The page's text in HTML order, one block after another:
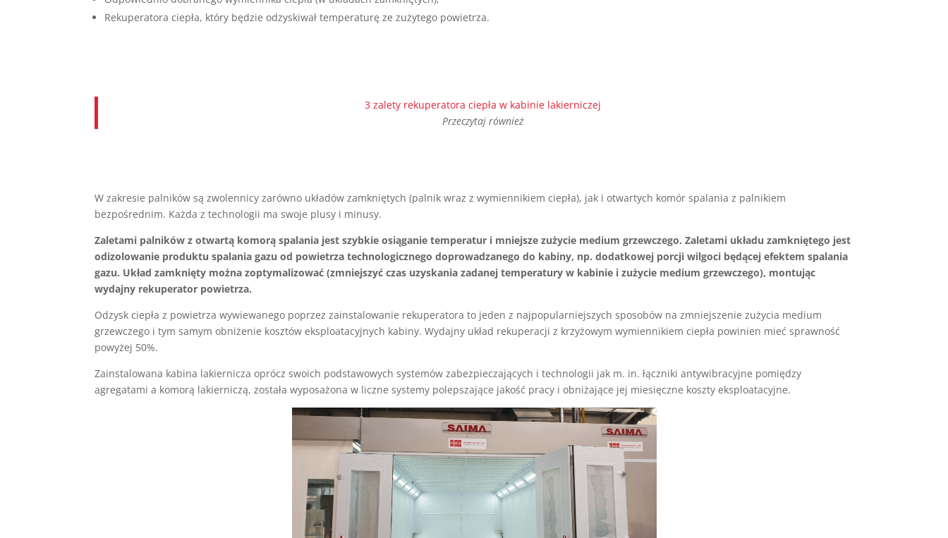
Rekuperatora ciepła, który będzie odzyskiwał temperaturę ze zużytego powietrza.
3 zalety rekuperatora ciepła w kabinie lakierniczej
Przeczytaj również
W zakresie palników są zwolennicy zarówno układów zamkniętych (palnik wraz z wymiennikiem ciepła), jak i otwartych komór spalania z palnikiem
bezpośrednim. Każda z technologii ma swoje plusy i minusy.
Zaletami palników z otwartą komorą spalania jest szybkie osiąganie temperatur i mniejsze zużycie medium grzewczego. Zaletami układu zamkniętego jest
odizolowanie produktu spalania gazu od powietrza technologicznego doprowadzanego do kabiny, np. dodatkowej porcji wilgoci będącej efektem spalania
gazu. Układ zamknięty można zoptymalizować (zmniejszyć czas uzyskania zadanej temperatury w kabinie i zużycie medium grzewczego), montując
wydajny rekuperator powietrza.
Odzysk ciepła z powietrza wywiewanego poprzez zainstalowanie rekuperatora to jeden z najpopularniejszych sposobów na zmniejszenie zużycia medium
grzewczego i tym samym obniżenie kosztów eksploatacyjnych kabiny. Wydajny układ rekuperacji z krzyżowym wymiennikiem ciepła powinien mieć sprawność
powyżej 50%.
Zainstalowana kabina lakiernicza oprócz swoich podstawowych systemów zabezpieczających i technologii jak m. in. łączniki antywibracyjne pomiędzy
agregatami a komorą lakierniczą, została wyposażona w liczne systemy polepszające jakość pracy i obniżające jej miesięczne koszty eksploatacyjne.